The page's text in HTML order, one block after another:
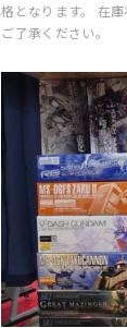
格となります。 在
ご了承ください。